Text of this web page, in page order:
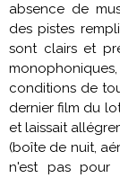
absence de
des pistes
sont clairs et
conditions de
dernier film du
et laissait
(boîte de nuit,
n'est pas pour